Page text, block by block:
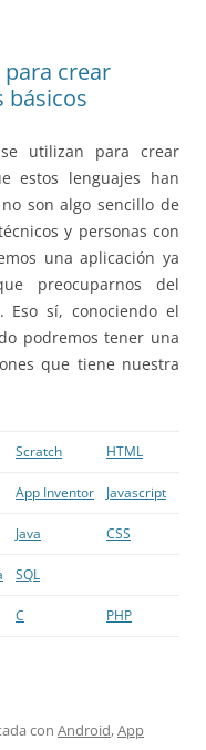
para crear
básicos
utilizan para crear
estos lenguajes han
son algo sencillo de
y personas con
una aplicación ya
preocuparnos del
Eso sí, conociendo el
podremos tener una
que tiene nuestra
Scratch HTML
App Inventor Javascript
Java CSS
SQL
C PHP
con Android,App